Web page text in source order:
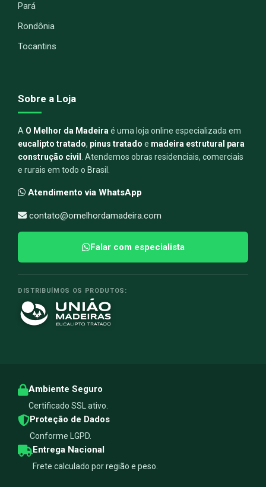
Pará
Rondônia
Tocantins
Sobre a Loja
A O Melhor da Madeira é uma loja online especializada em
eucalipto tratado, pinus tratado e madeira estrutural para
construção civil
. Atendemos obras residenciais, comerciais
e rurais em todo o Brasil.
Atendimento via WhatsApp
contato@omelhordamadeira.com
Falar com especialista
DISTRIBUÍMOS OS PRODUTOS:
Ambiente Seguro
Certificado SSL ativo.
Proteção de Dados
Conforme LGPD.
Entrega Nacional
Frete calculado por região e peso.